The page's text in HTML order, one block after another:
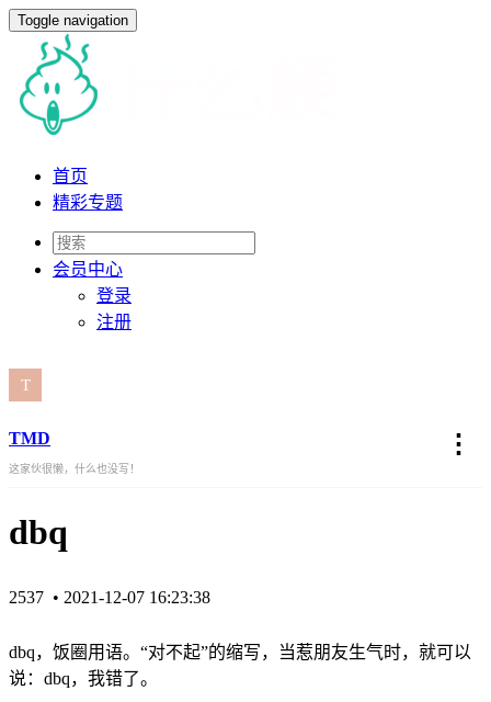
Toggle navigation
首页
精彩专题
会员中心
登录
注册
TMD ⋮
这家伙很懒，什么也没写！
dbq
2537 • 2021-12-07 16:23:38
dbq，饭‌‌‌‌‌‌圈用语。“对不起”的缩写，当惹朋友生气时，就可以
说：dbq，我错了。